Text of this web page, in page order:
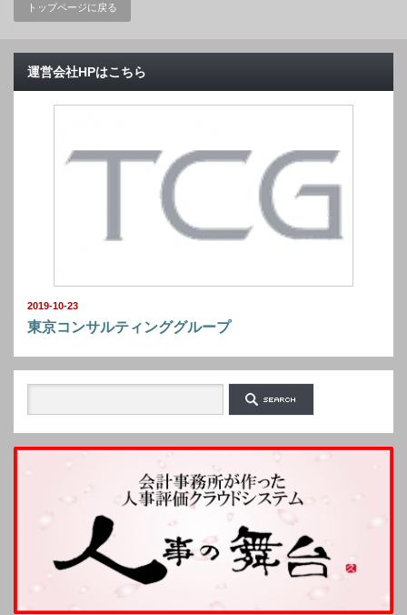
トップページに戻る
運営会社HPはこちら
2019-10-23
東京コンサルティンググループ